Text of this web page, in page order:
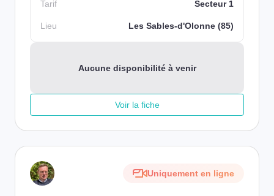
Tarif Secteur 1
Lieu Les Sables-d'Olonne (85)
Aucune disponibilité à venir
Voir la fiche
Uniquement en ligne